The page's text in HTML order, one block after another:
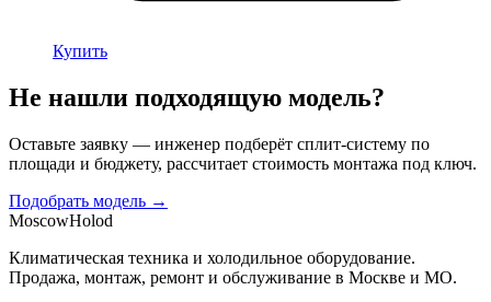
Купить
Не нашли подходящую модель?
Оставьте заявку — инженер подберёт сплит-систему по
площади и бюджету, рассчитает стоимость монтажа под ключ.
Подобрать модель →
MoscowHolod
Климатическая техника и холодильное оборудование.
Продажа, монтаж, ремонт и обслуживание в Москве и МО.